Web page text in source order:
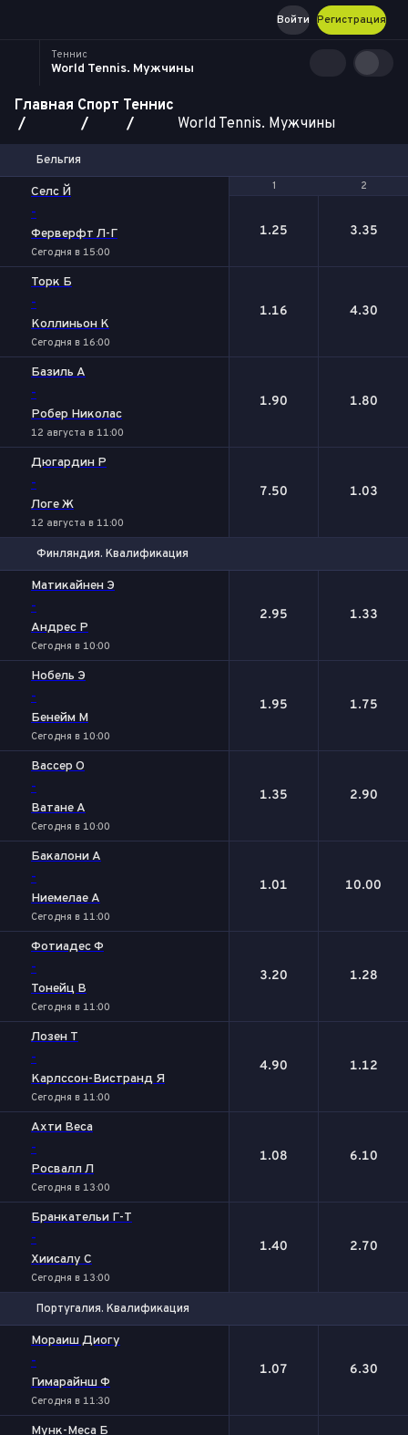
Регистрация
Войти
Теннис
World Tennis. Мужчины
Главная Спорт Теннис
World Tennis. Мужчины
Бельгия
1 2
Селс Й
-
Ферверфт Л-Г
Сегодня в 15:00
1 2
1.25 3.35
Торк Б
-
Коллиньон К
Сегодня в 16:00
1.16 4.30
Базиль А
-
Робер Николас
12 августа в 11:00
1.90 1.80
Дюгардин Р
-
Логе Ж
12 августа в 11:00
7.50 1.03
Финляндия. Квалификация
Матикайнен Э
-
Андрес Р
Сегодня в 10:00
2.95 1.33
Нобель Э
-
Бенейм М
Сегодня в 10:00
1.95 1.75
Вассер O
-
Ватане А
Сегодня в 10:00
1.35 2.90
Бакалони А
-
Ниемелае А
Сегодня в 11:00
1.01 10.00
Фотиадес Ф
-
Тонейц В
Сегодня в 11:00
3.20 1.28
Лозен Т
-
Карлссон-Вистранд Я
Сегодня в 11:00
4.90 1.12
Ахти Веса
-
Росвалл Л
Сегодня в 13:00
1.08 6.10
Бранкательи Г-Т
-
Хиисалу С
Сегодня в 13:00
1.40 2.70
Португалия. Квалификация
Мораиш Диогу
-
Гимарайнш Ф
Сегодня в 11:30
1.07 6.30
Мунк-Меса Б